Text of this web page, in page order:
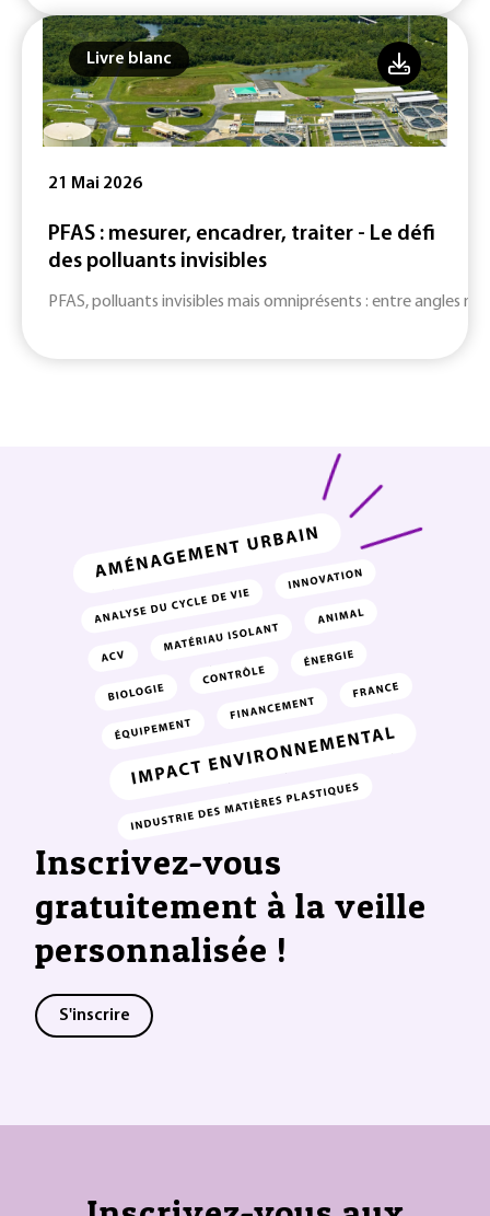
Livre blanc
21 Mai 2026
PFAS : mesurer, encadrer, traiter - Le défi
des polluants invisibles
PFAS, polluants invisibles mais omniprésents : entre angles
Inscrivez-vous
gratuitement à la veille
personnalisée !
S'inscrire